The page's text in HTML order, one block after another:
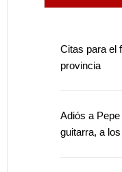
Citas para el
provincia
Adiós a
guitarra, a